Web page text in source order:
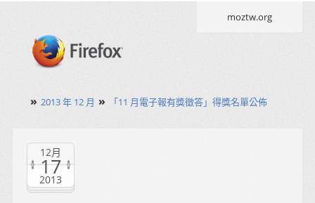
moztw.org
» 2013 年 12 月 » 「11 月電子報有獎徵答」得獎名單公佈
12月
17
2013